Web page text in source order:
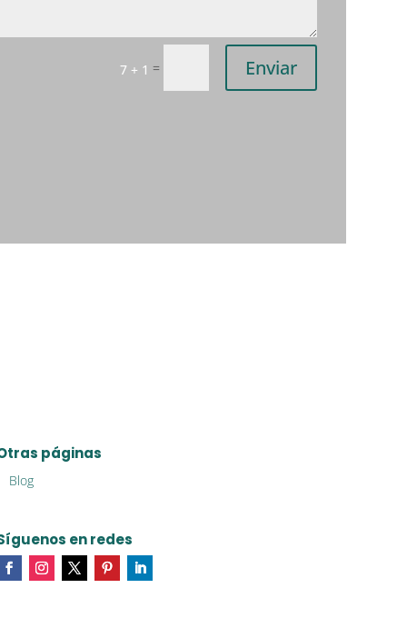
7 + 1 = Enviar
páginas
Blog
en redes